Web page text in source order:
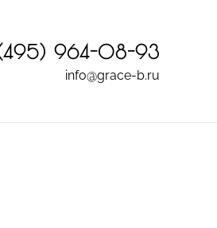
964-08-93
info@grace-b.ru